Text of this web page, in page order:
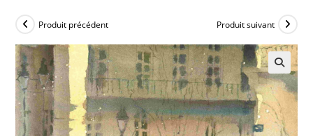
Produit précédent Produit suivant